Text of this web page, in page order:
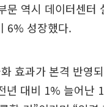
문 역시 데이터센터
6% 성장했다.
효과가 본격 반영
년 대비 1% 늘어난